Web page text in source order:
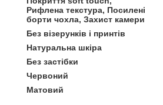
Рифлена текстура, Посилені
борти чохла, Захист камери
Без візерунків і принтів
Натуральна шкіра
Без застібки
Червоний
Матовий